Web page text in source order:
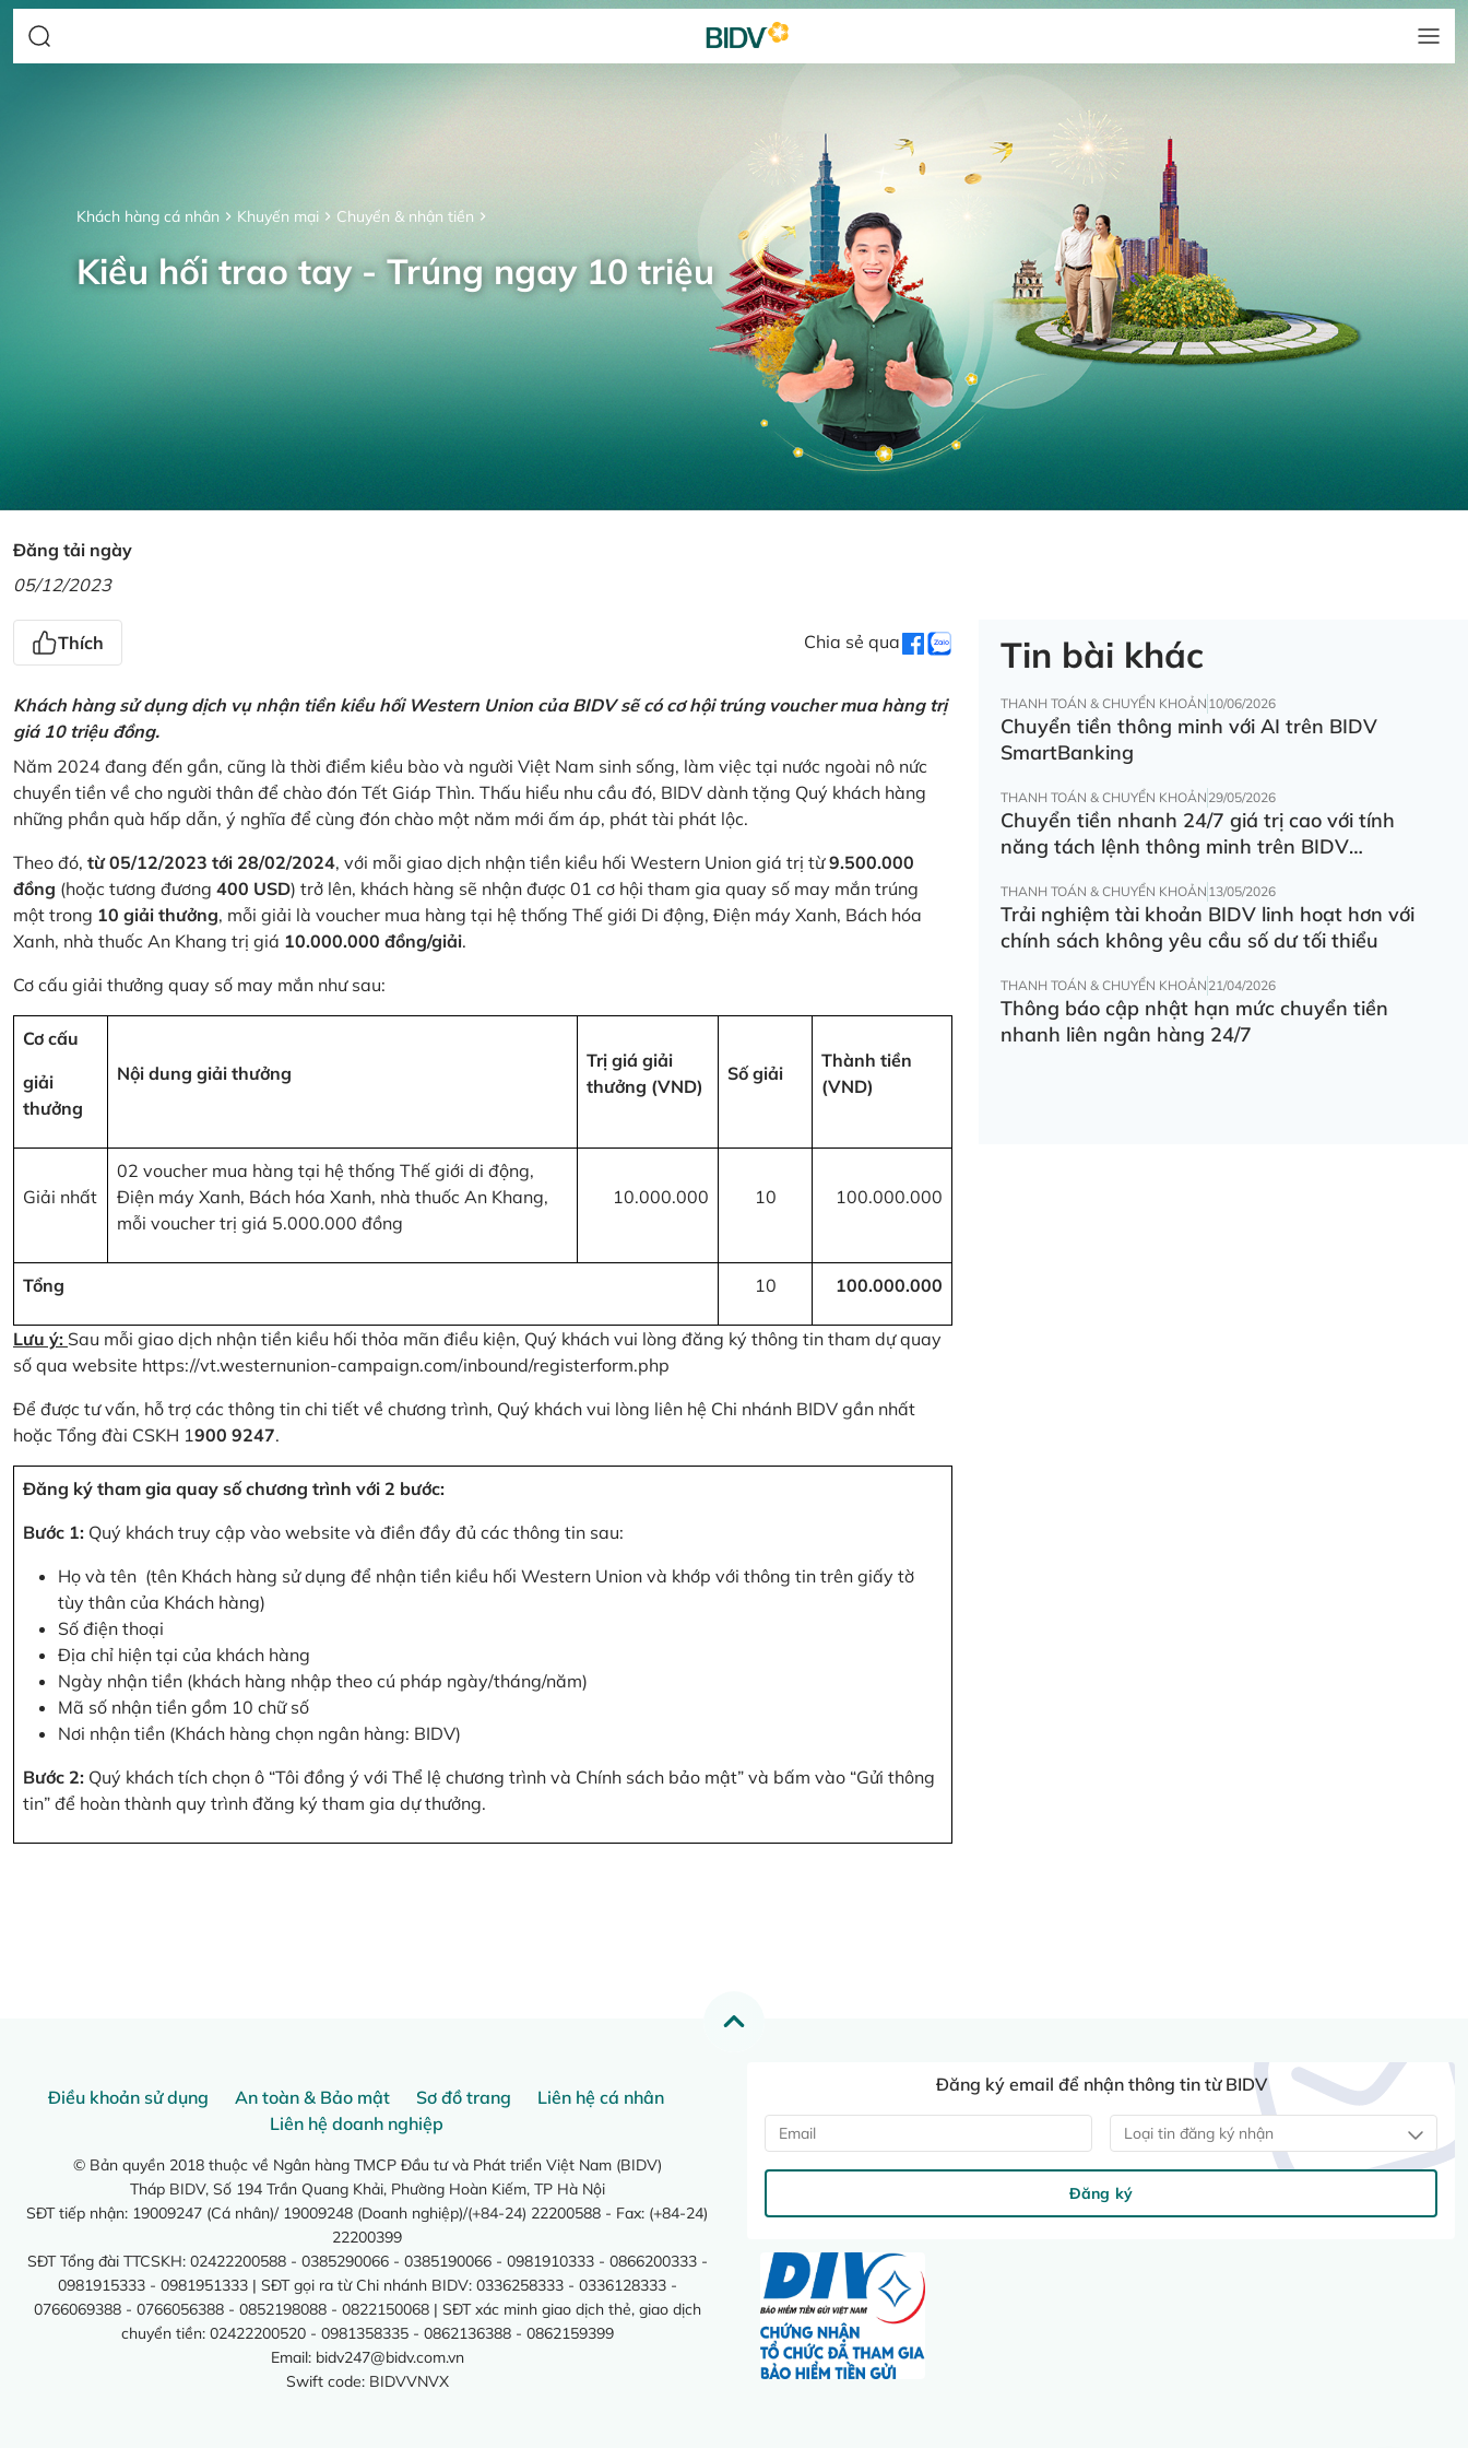
Khách hàng cá nhân Khuyến mại Chuyển & nhận tiền
Kiều hối trao tay - Trúng ngay 10 triệu
Đăng tải ngày
05/12/2023
Thích Chia sẻ qua
Khách hàng sử dụng dịch vụ nhận tiền kiều hối Western Union của BIDV sẽ có cơ hội trúng voucher mua hàng trị
giá 10 triệu đồng.
Năm 2024 đang đến gần, cũng là thời điểm kiều bào và người Việt Nam sinh sống, làm việc tại nước ngoài nô nức
chuyển tiền về cho người thân để chào đón Tết Giáp Thìn. Thấu hiểu nhu cầu đó, BIDV dành tặng Quý khách hàng
những phần quà hấp dẫn, ý nghĩa để cùng đón chào một năm mới ấm áp, phát tài phát lộc.
Theo đó, từ 05/12/2023 tới 28/02/2024, với mỗi giao dịch nhận tiền kiều hối Western Union giá trị từ9.500.000
đồng (hoặc tương đương 400 USD) trở lên, khách hàng sẽ nhận được 01 cơ hội tham gia quay số may mắn trúng
một trong 10 giải thưởng, mỗi giải là voucher mua hàng tại hệ thống Thế giới Di động, Điện máy Xanh, Bách hóa
Xanh, nhà thuốc An Khang trị giá 10.000.000 đồng/giải.
Cơ cấu giải thưởng quay số may mắn như sau:
Cơ cấu
giải
thưởng
Nội dung giải thưởng
Trị giá giải
thưởng (VND)
Số giải
Thành tiền
(VND)
Giải nhất
02 voucher mua hàng tại hệ thống Thế giới di động,
Điện máy Xanh, Bách hóa Xanh, nhà thuốc An Khang,
mỗi voucher trị giá 5.000.000 đồng
10.000.000 10 100.000.000
Tổng 10 100.000.000
Lưu ý: Sau mỗi giao dịch nhận tiền kiều hối thỏa mãn điều kiện, Quý khách vui lòng đăng ký thông tin tham dự quay
số qua website https://vt.westernunion-campaign.com/inbound/registerform.php
Để được tư vấn, hỗ trợ các thông tin chi tiết về chương trình, Quý khách vui lòng liên hệ Chi nhánh BIDV gần nhất
hoặc Tổng đài CSKH 1900 9247.
Đăng ký tham gia quay số chương trình với 2 bước:
Bước 1: Quý khách truy cập vào website và điền đầy đủ các thông tin sau:
Họ và tên (tên Khách hàng sử dụng để nhận tiền kiều hối Western Union và khớp với thông tin trên giấy tờ
tùy thân của Khách hàng)
Số điện thoại
Địa chỉ hiện tại của khách hàng
Ngày nhận tiền (khách hàng nhập theo cú pháp ngày/tháng/năm)
Mã số nhận tiền gồm 10 chữ số
Nơi nhận tiền (Khách hàng chọn ngân hàng: BIDV)
Bước 2: Quý khách tích chọn ô “Tôi đồng ý với Thể lệ chương trình và Chính sách bảo mật” và bấm vào “Gửi thông
tin” để hoàn thành quy trình đăng ký tham gia dự thưởng.
Tin bài khác
THANH TOÁN & CHUYỂN KHOẢN 10/06/2026
Chuyển tiền thông minh với AI trên BIDV
SmartBanking
THANH TOÁN & CHUYỂN KHOẢN 29/05/2026
Chuyển tiền nhanh 24/7 giá trị cao với tính
năng tách lệnh thông minh trên BIDV
THANH TOÁN & CHUYỂN KHOẢN 13/05/2026
Trải nghiệm tài khoản BIDV linh hoạt hơn với
chính sách không yêu cầu số dư tối thiểu
THANH TOÁN & CHUYỂN KHOẢN 21/04/2026
Thông báo cập nhật hạn mức chuyển tiền
nhanh liên ngân hàng 24/7
Điều khoản sử dụng An toàn & Bảo mật Sơ đồ trang
Liên hệ cá nhân
Liên hệ doanh nghiệp
© Bản quyền 2018 thuộc về Ngân hàng TMCP Đầu tư và Phát triển Việt Nam (BIDV)
Tháp BIDV, Số 194 Trần Quang Khải, Phường Hoàn Kiếm, TP Hà Nội
SĐT tiếp nhận: 19009247 (Cá nhân)/ 19009248 (Doanh nghiệp)/(+84-24) 22200588 - Fax: (+84-24)
22200399
SĐT Tổng đài TTCSKH: 02422200588 - 0385290066 - 0385190066 - 0981910333 - 0866200333 -
0981915333 - 0981951333 | SĐT gọi ra từ Chi nhánh BIDV: 0336258333 - 0336128333 -
0766069388 - 0766056388 - 0852198088 - 0822150068 | SĐT xác minh giao dịch thẻ, giao dịch
chuyển tiền: 02422200520 - 0981358335 - 0862136388 - 0862159399
Email: bidv247@bidv.com.vn
Swift code: BIDVVNVX
Đăng ký email để nhận thông tin từ BIDV
Loại tin đăng ký nhận
Đăng ký